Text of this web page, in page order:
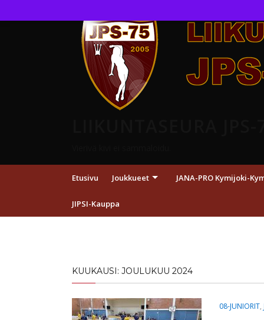
Etusivu Joukkueet JANA-PRO Kymijoki-
JIPSI-Kauppa
KUUKAUSI: JOULUKUU 2024
08-JUNIORIT,